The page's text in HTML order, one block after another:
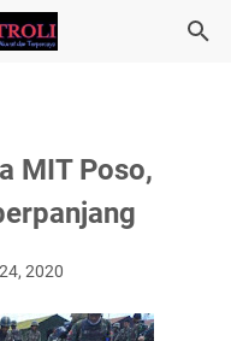
MIT Poso,
2020